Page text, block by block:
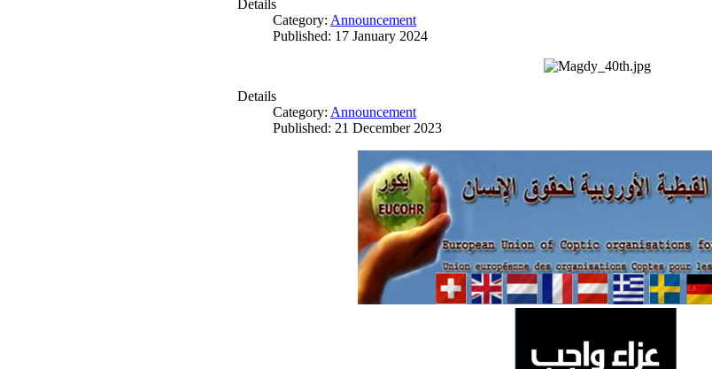
Details
Category: Announcement
Published: 17 January 2024
Details
Category: Announcement
Published: 21 December 2023